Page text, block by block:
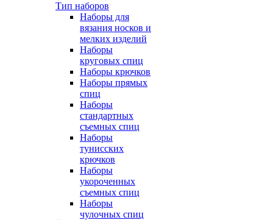
Тип наборов
Наборы для
вязания носков и
мелких изделий
Наборы
круговых спиц
Наборы крючков
Наборы прямых
спиц
Наборы
стандартных
съемных спиц
Наборы
тунисских
крючков
Наборы
укороченных
съемных спиц
Наборы
чулочных спиц